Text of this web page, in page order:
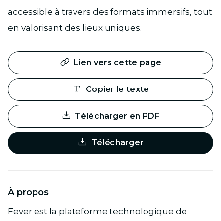
accessible à travers des formats immersifs, tout
en valorisant des lieux uniques.
Lien vers cette page
Copier le texte
Télécharger en PDF
Télécharger
À propos
Fever est la plateforme technologique de